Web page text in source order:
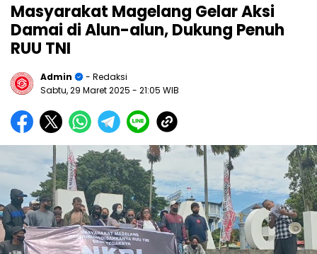
Masyarakat Magelang Gelar Aksi
Damai di Alun-alun, Dukung Penuh
RUU TNI
Admin
- Redaksi
Sabtu, 29 Maret 2025 - 21:05 WIB